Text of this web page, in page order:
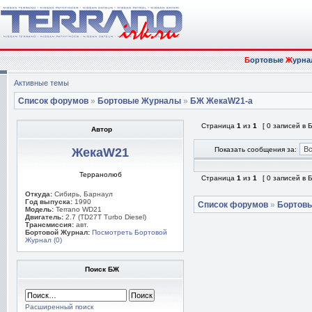
БортовыеЖ
Активные темы
Список форумов » Бортовые Журналы » БЖ ЖекаW21-а
Автор
ЖекаW21
Терранолюб
Откуда: Сибирь, Барнаул
Год выпуска: 1990
Модель: Terrano WD21
Двигатель: 2.7 (TD27T Turbo Diesel)
Трансмиссия: авт.
Бортовой Журнал: Посмотреть Бортовой
Журнал (0)
Поиск БЖ
Расширенный поиск
Страница 1 из 1 [ 0 записей в
Показать сообщения за:
Страница 1 из 1 [ 0 записей в
Список форумов »